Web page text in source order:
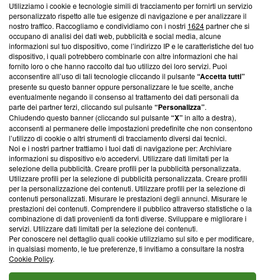
Questa sezione offre informazioni trasparenti su Blasting
News, sui nostri processi editoriali e su come ci impegniamo a
creare news di qualità. Inoltre, afferma la nostra aderenza a
‘Trust Project - News with Integrity’Blasting News non è
ancora membro del programma, ma ha richiesto di farne
parte; Trust Project non ha ancora effettuato una verifica di
conformità agli standard.
Su di noi
Team editoriale
Corporate
Redazione
Informativa Privacy
Cookie Policy
Blasting SA, IDI CHE-247.845.224, Via Carlo Frasca, 3 - 6900
Lugano (Svizzera) Tel:+39 0690258937
© 2026 Blasting News
Utilizziamo i cookie e tecnologie simili di tracciamento per fornirti un servizio
personalizzato rispetto alle tue esigenze di navigazione e per analizzare il
nostro traffico. Raccogliamo e condividiamo con i nostri 1624partner che si
occupano di analisi dei dati web, pubblicità e social media, alcune
informazioni sul tuo dispositivo, come l’indirizzo IP e le caratteristiche del tuo
dispositivo, i quali potrebbero combinarle con altre informazioni che hai
fornito loro o che hanno raccolto dal tuo utilizzo dei loro servizi. Puoi
acconsentire all’uso di tali tecnologie cliccando il pulsante“Accetta tutti”
presente su questo banner oppure personalizzare le tue scelte, anche
eventualmente negando il consenso al trattamento dei dati personali da
parte dei partner terzi, cliccando sul pulsante“Personalizza”.
Chiudendo questo banner (cliccando sul pulsante“X”in alto a destra),
acconsenti al permanere delle impostazioni predefinite che non consentono
l’utilizzo di cookie o altri strumenti di tracciamento diversi dai tecnici.
Noi e i nostri partner trattiamo i tuoi dati di navigazione per: Archiviare
informazioni su dispositivo e/o accedervi. Utilizzare dati limitati per la
selezione della pubblicità. Creare profili per la pubblicità personalizzata.
Utilizzare profili per la selezione di pubblicità personalizzata. Creare profili
per la personalizzazione dei contenuti. Utilizzare profili per la selezione di
contenuti personalizzati. Misurare le prestazioni degli annunci. Misurare le
prestazioni dei contenuti. Comprendere il pubblico attraverso statistiche o la
combinazione di dati provenienti da fonti diverse. Sviluppare e migliorare i
servizi. Utilizzare dati limitati per la selezione dei contenuti.
Per conoscere nel dettaglio quali cookie utilizziamo sul sito e per modificare,
in qualsiasi momento, le tue preferenze, ti invitiamo a consultare la nostra
Cookie Policy.